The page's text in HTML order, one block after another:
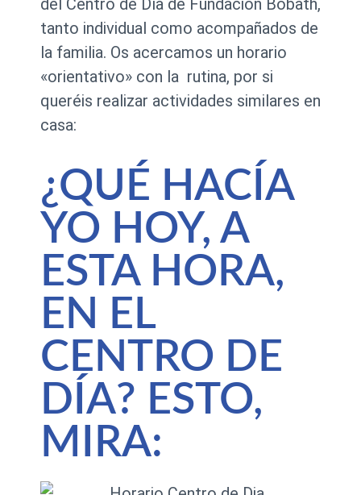
del Centro de Día de Fundación Bobath,
tanto individual como acompañados de
la familia. Os acercamos un horario
«orientativo» con la rutina, por si
queréis realizar actividades similares en
casa:
¿QUÉ HACÍA
YO HOY, A
ESTA HORA,
EN EL
CENTRO DE
DÍA? ESTO,
MIRA: